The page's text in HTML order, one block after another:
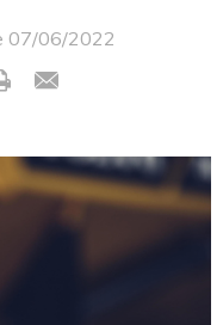
07/06/2022